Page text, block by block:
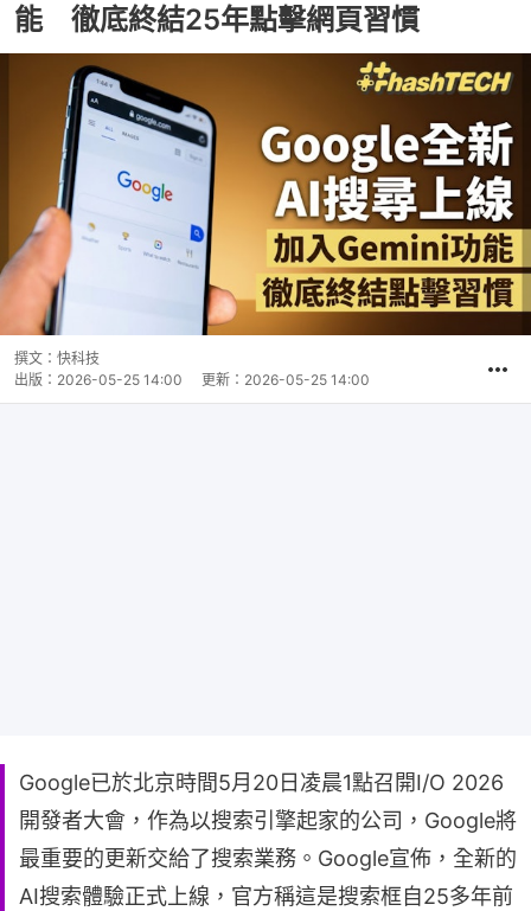
能 徹底終結25年點擊網頁習慣
撰文： 快科技
出版： 2026-05-25 14:00 更新： 2026-05-25 14:00
Google已於北京時間5月20日凌晨1點召開I/O 2026
開發者大會，作為以搜索引擎起家的公司，Google將
最重要的更新交給了搜索業務。Google宣佈，全新的
AI搜索體驗正式上線，官方稱這是搜索框自25多年前